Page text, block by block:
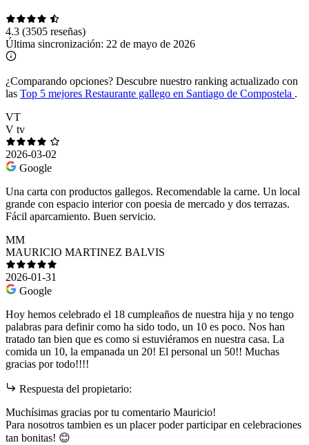
4.3 (3505 reseñas)
Última sincronización: 22 de mayo de 2026
¿Comparando opciones? Descubre nuestro ranking actualizado con
las Top 5 mejores Restaurante gallego en Santiago de Compostela .
VT
V tv
2026-03-02
Google
Una carta con productos gallegos. Recomendable la carne. Un local
grande con espacio interior con poesia de mercado y dos terrazas.
Fácil aparcamiento. Buen servicio.
MM
MAURICIO MARTINEZ BALVIS
2026-01-31
Google
Hoy hemos celebrado el 18 cumpleaños de nuestra hija y no tengo
palabras para definir como ha sido todo, un 10 es poco. Nos han
tratado tan bien que es como si estuviéramos en nuestra casa. La
comida un 10, la empanada un 20! El personal un 50!! Muchas
gracias por todo!!!!
Respuesta del propietario:
Muchísimas gracias por tu comentario Mauricio!
Para nosotros tambien es un placer poder participar en celebraciones
tan bonitas! 😊